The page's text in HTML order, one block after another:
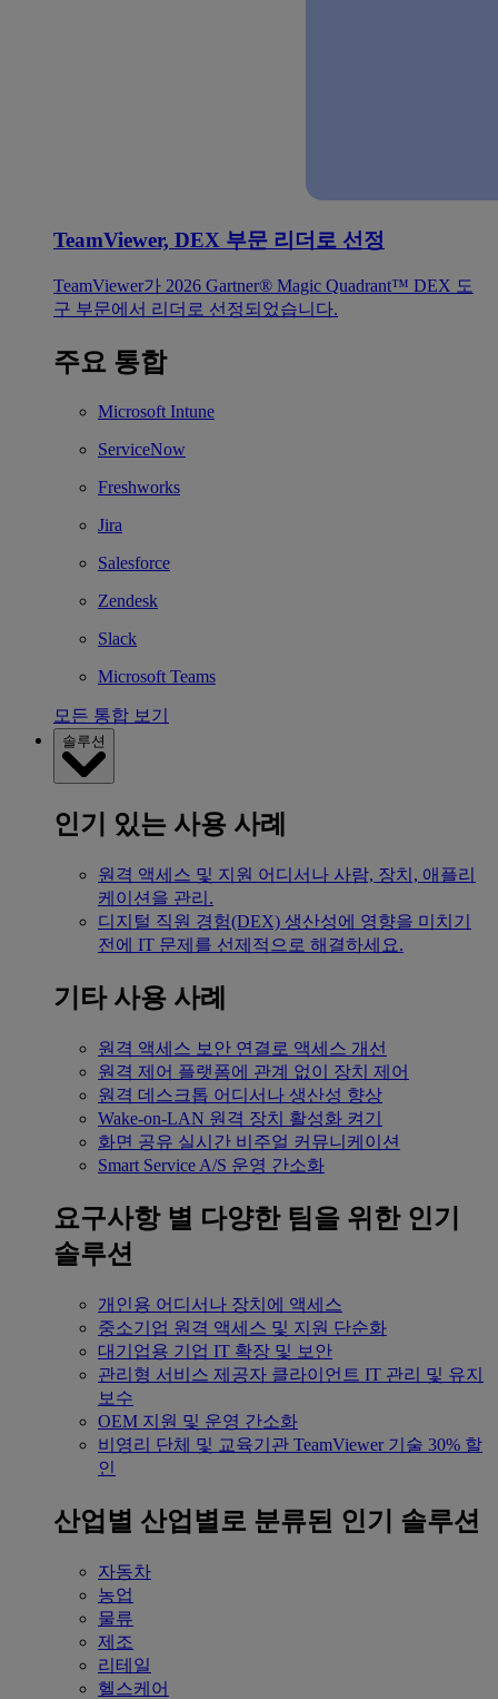
TeamViewer, DEX 부문 리더로 선정
TeamViewer가 2026 Gartner® Magic Quadrant™ DEX 도
구 부문에서 리더로 선정되었습니다.
주요 통합
Microsoft Intune
ServiceNow
Freshworks
Jira
Salesforce
Zendesk
Slack
Microsoft Teams
모든 통합 보기
솔루션
인기 있는 사용 사례
원격 액세스 및 지원 어디서나 사람, 장치, 애플리
케이션을 관리.
디지털 직원 경험(DEX) 생산성에 영향을 미치기
전에 IT 문제를 선제적으로 해결하세요.
기타 사용 사례
원격 액세스 보안 연결로 액세스 개선
원격 제어 플랫폼에 관계 없이 장치 제어
원격 데스크톱 어디서나 생산성 향상
Wake-on-LAN 원격 장치 활성화 켜기
화면 공유 실시간 비주얼 커뮤니케이션
Smart Service A/S 운영 간소화
요구사항 별 다양한 팀을 위한 인기
솔루션
개인용 어디서나 장치에 액세스
중소기업 원격 액세스 및 지원 단순화
대기업용 기업 IT 확장 및 보안
관리형 서비스 제공자 클라이언트 IT 관리 및 유지
보수
OEM 지원 및 운영 간소화
비영리 단체 및 교육기관 TeamViewer 기술 30% 할
인
산업별 산업별로 분류된 인기 솔루션
자동차
농업
물류
제조
리테일
헬스케어